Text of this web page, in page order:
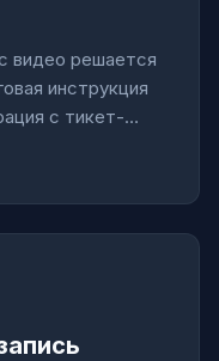
видео решается
инструкция
с тикет-